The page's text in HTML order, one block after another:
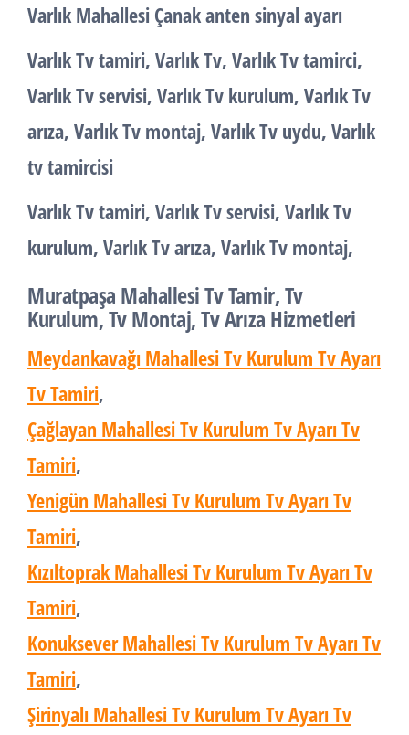
Varlık Mahallesi Çanak anten sinyal ayarı
Varlık Tv tamiri, Varlık Tv, Varlık Tv tamirci,
Varlık Tv servisi, Varlık Tv kurulum, Varlık Tv
arıza, Varlık Tv montaj, Varlık Tv uydu, Varlık
tv tamircisi
Varlık Tv tamiri, Varlık Tv servisi, Varlık Tv
kurulum, Varlık Tv arıza, Varlık Tv montaj,
Muratpaşa Mahallesi Tv Tamir, Tv
Kurulum, Tv Montaj, Tv Arıza Hizmetleri
Meydankavağı Mahallesi Tv Kurulum Tv Ayarı
Tv Tamiri,
Çağlayan Mahallesi Tv Kurulum Tv Ayarı Tv
Tamiri,
Yenigün Mahallesi Tv Kurulum Tv Ayarı Tv
Tamiri,
Kızıltoprak Mahallesi Tv Kurulum Tv Ayarı Tv
Tamiri,
Konuksever Mahallesi Tv Kurulum Tv Ayarı Tv
Tamiri,
Şirinyalı Mahallesi Tv Kurulum Tv Ayarı Tv